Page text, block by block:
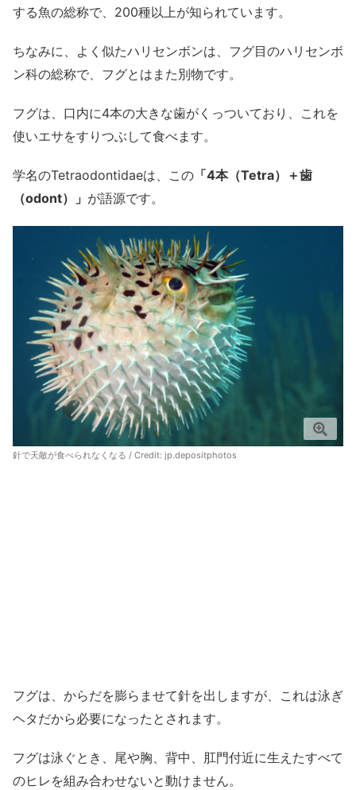
する魚の総称で、200種以上が知られています。
ちなみに、よく似たハリセンボンは、フグ目のハリセンボ
ン科の総称で、フグとはまた別物です。
フグは、口内に4本の大きな歯がくっついており、これを
使いエサをすりつぶして食べます。
学名のTetraodontidaeは、この 「4本（Tetra）＋歯
（odont）」 が語源です。
針で天敵が食べられなくなる / Credit: jp.depositphotos
フグは、からだを膨らませて針を出しますが、これは泳ぎ
ヘタだから必要になったとされます。
フグは泳ぐとき、尾や胸、背中、肛門付近に生えたすべて
のヒレを組み合わせないと動けません。